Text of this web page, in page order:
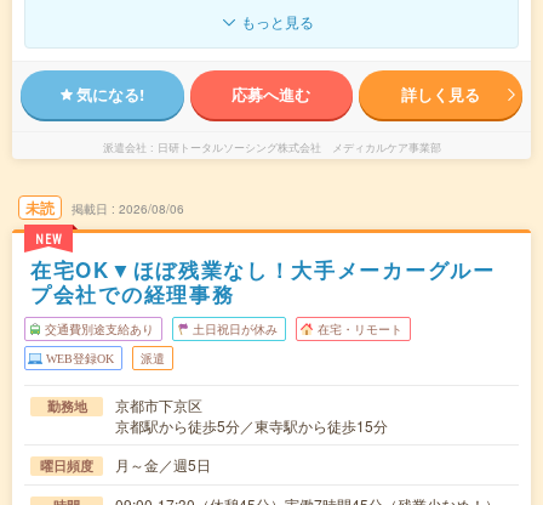
もっと見る
気になる! 応募へ進む 詳しく見る
派遣会社 日研トータルソーシング株式会社 メディカルケア事業部
未読
NEW
掲載日 2026/08/06
在宅OK▼ほぼ残業なし！大手メーカーグルー
プ会社での経理事務
交通費別途支給あり 土日祝日が休み 在宅・リモート
WEB登録OK 派遣
勤務地
京都市下京区
京都駅から徒歩5分／東寺駅から徒歩15分
曜日頻度 月～金／週5日